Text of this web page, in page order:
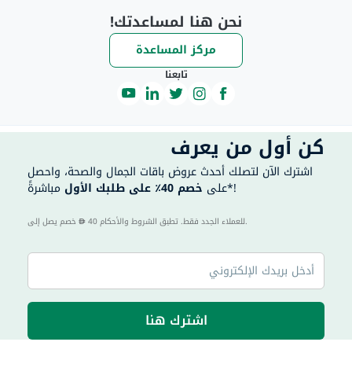
نحن هنا لمساعدتك!
مركز المساعدة
تابعنا
كن أول من يعرف
اشترك الآن لتصلك أحدث عروض باقات الجمال والصحة، واحصل
على خصم 40٪ على طلبك الأول مباشرةً*!
40 للعملاء الجدد فقط. تطبق الشروط والأحكام.
اشترك هنا